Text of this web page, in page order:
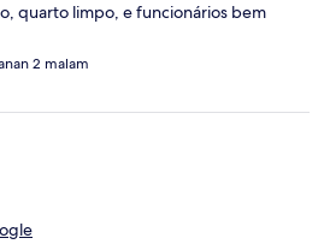
quarto limpo, e funcionários bem
2 malam